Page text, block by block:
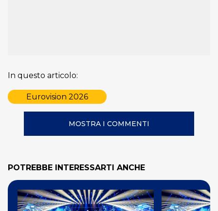
In questo articolo:
Eurovision 2026
MOSTRA I COMMENTI
POTREBBE INTERESSARTI ANCHE